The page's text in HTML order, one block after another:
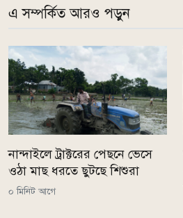
এ সম্পর্কিত আরও পড়ুন
নান্দাইলে ট্রাক্টরের পেছনে ভেসে
ওঠা মাছ ধরতে ছুটছে শিশুরা
০ মিনিট আগে